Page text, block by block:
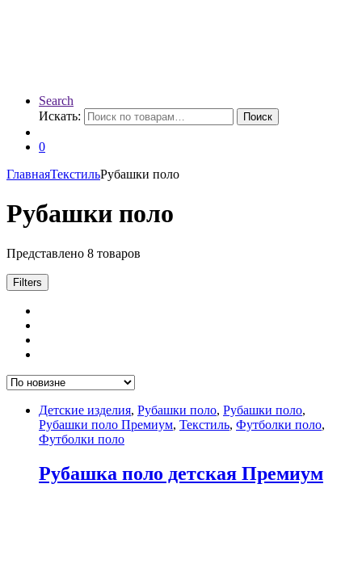
Search
Искать:
Поиск
0
ГлавнаяТекстильРубашки поло
Рубашки поло
Представлено 8 товаров
Filters
Детские изделия, Рубашки поло, Рубашки поло,
Рубашки поло Премиум, Текстиль, Футболки поло,
Футболки поло
Рубашка поло детская Премиум